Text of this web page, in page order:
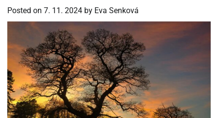
Posted on 7. 11. 2024 by Eva Senková